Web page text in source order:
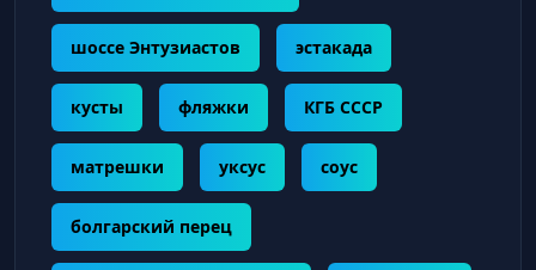
шоссе Энтузиастов эстакада
кусты фляжки КГБ СССР
матрешки уксус соус
болгарский перец